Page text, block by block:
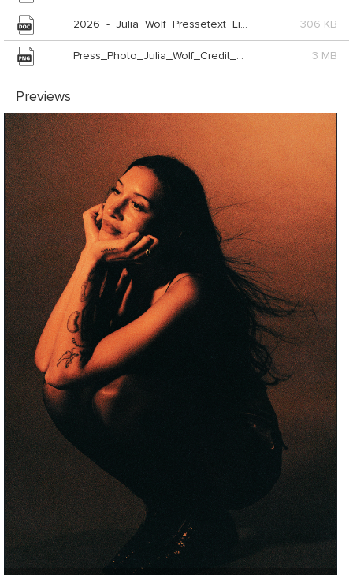
2026_-_Julia_Wolf_Pressetext_Live_Nation_GSA (DOC) 306 KB
Press_Photo_Julia_Wolf_Credit_Nastasha_Austrich (PNG) 3 MB
Previews